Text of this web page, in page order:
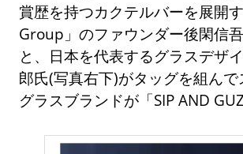
賞歴を持つカクテルバーを展開
Group」のファウンダー後閑信
と、日本を代表するグラスデザ
郎氏(写真右下)がタッグを組んで
グラスブランドが「SIP AND